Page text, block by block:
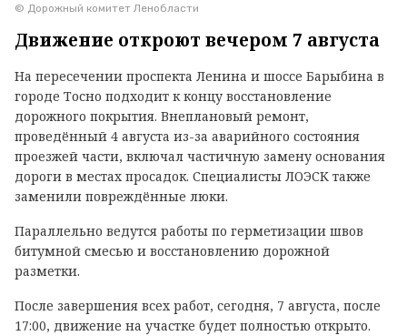
© Дорожный комитет Ленобласти
Движение откроют вечером 7 августа
На пересечении проспекта Ленина и шоссе Барыбина в
городе Тосно подходит к концу восстановление
дорожного покрытия. Внеплановый ремонт,
проведённый 4 августа из-за аварийного состояния
проезжей части, включал частичную замену основания
дороги в местах просадок. Специалисты ЛОЭСК также
заменили повреждённые люки.
Параллельно ведутся работы по герметизации швов
битумной смесью и восстановлению дорожной
разметки.
После завершения всех работ, сегодня, 7 августа, после
17:00, движение на участке будет полностью открыто.